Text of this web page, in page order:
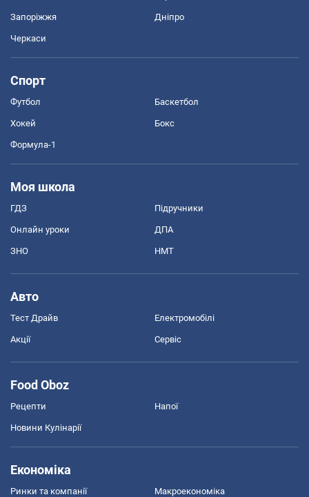
Запоріжжя Дніпро
Черкаси
Спорт
Футбол Баскетбол
Хокей Бокс
Формула-1
Моя школа
ГДЗ Підручники
Онлайн уроки ДПА
ЗНО НМТ
Авто
Тест Драйв Електромобілі
Акції Сервіс
Food Oboz
Рецепти Напої
Новини Кулінарії
Економіка
Ринки та компанії Макроекономіка